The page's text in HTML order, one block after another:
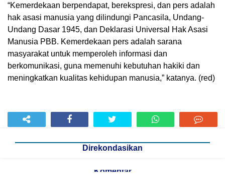
“Kemerdekaan berpendapat, berekspresi, dan pers adalah
hak asasi manusia yang dilindungi Pancasila, Undang-
Undang Dasar 1945, dan Deklarasi Universal Hak Asasi
Manusia PBB. Kemerdekaan pers adalah sarana
masyarakat untuk memperoleh informasi dan
berkomunikasi, guna memenuhi kebutuhan hakiki dan
meningkatkan kualitas kehidupan manusia,” katanya. (red)
Direkondasikan
Komentar